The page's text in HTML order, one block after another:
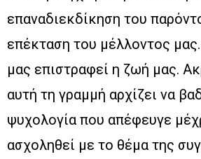
επαναδιεκδίκηση του
επέκταση του μέλλοντος
μας επιστραφεί η ζωή μας.
αυτή τη γραμμή αρχίζει να
ψυχολογία που απέφευγε
ασχοληθεί με το θέμα της